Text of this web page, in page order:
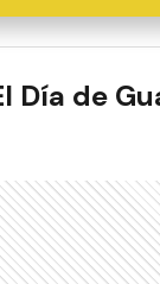
Día de